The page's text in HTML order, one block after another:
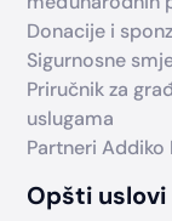
Donacije i
Sigurnosne
Priručnik za
uslugama
Partneri Addiko
Opšti uslovi